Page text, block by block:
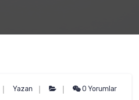
Yazan 0 Yorumlar